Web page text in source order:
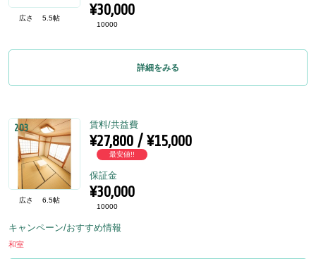
広さ 5.5帖 ¥30,000
10000
詳細をみる
203
広さ 6.5帖
賃料/共益費
¥27,800 / ¥15,000
最安値!!
保証金
¥30,000
10000
キャンペーン/おすすめ情報
和室